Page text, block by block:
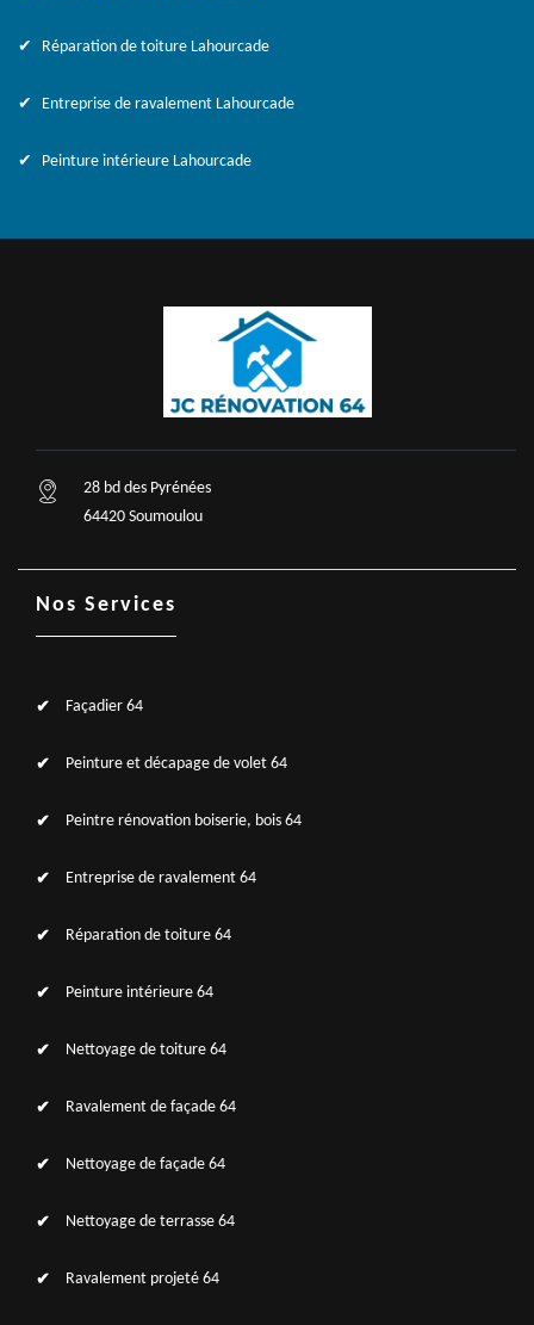
Réparation de toiture Lahourcade
Entreprise de ravalement Lahourcade
Peinture intérieure Lahourcade
28 bd des Pyrénées
64420 Soumoulou
Nos Services
Façadier 64
Peinture et décapage de volet 64
Peintre rénovation boiserie, bois 64
Entreprise de ravalement 64
Réparation de toiture 64
Peinture intérieure 64
Nettoyage de toiture 64
Ravalement de façade 64
Nettoyage de façade 64
Nettoyage de terrasse 64
Ravalement projeté 64